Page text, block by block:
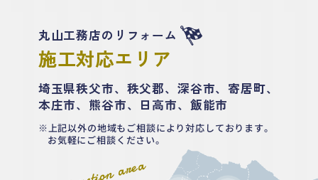
丸山工務店のリフォーム
施工対応エリア
埼玉県秩父市、秩父郡、深谷市、寄居町、
本庄市、熊谷市、日高市、飯能市
上記以外の地域もご相談により対応しております。
お気軽にご相談ください。